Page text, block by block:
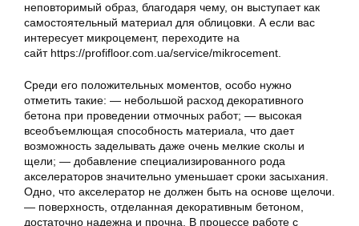
неповторимый образ, благодаря чему, он выступает как
самостоятельный материал для облицовки. А если вас
интересует микроцемент, переходите на
сайт https://profifloor.com.ua/service/mikrocement.
Среди его положительных моментов, особо нужно
отметить такие: — небольшой расход декоративного
бетона при проведении отмочных работ; — высокая
всеобъемлющая способность материала, что дает
возможность заделывать даже очень мелкие сколы и
щели; — добавление специализированного рода
акселераторов значительно уменьшает сроки засыхания.
Одно, что акселератор не должен быть на основе щелочи.
— поверхность, отделанная декоративным бетоном,
достаточно надежна и прочна. В процессе работе с